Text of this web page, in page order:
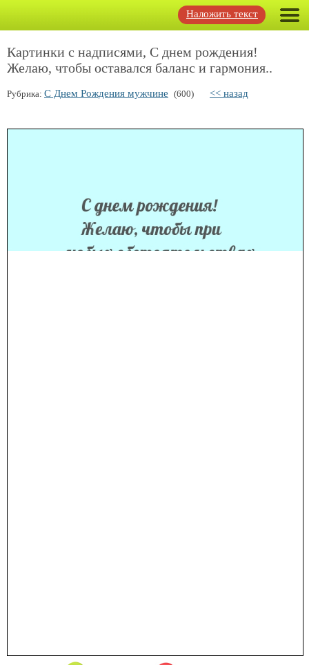
Наложить текст
Картинки с надписями, С днем рождения!
Желаю, чтобы оставался баланс и гармония..
Рубрика: С Днем Рождения мужчине (600) << назад